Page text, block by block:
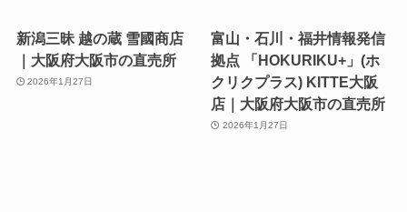
新潟三昧 越の蔵 雪國商店
｜大阪府大阪市の直売所
2026年1月27日
富山・石川・福井情報発信
拠点 「HOKURIKU+」(ホ
クリクプラス) KITTE大阪
店｜大阪府大阪市の直売所
2026年1月27日